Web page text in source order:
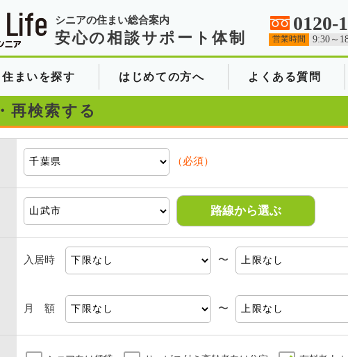
シニアの住まい総合案内
安心の相談サポート体制
0120-
営業時間 9:30～
住まいを探す はじめての方へ よくある質問
再検索する
（必須）
路線から選ぶ
入居時 〜
月 額 〜